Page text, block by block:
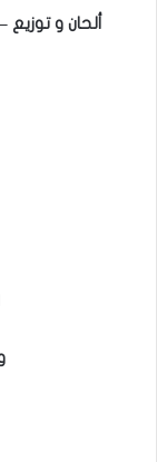
ألحان و